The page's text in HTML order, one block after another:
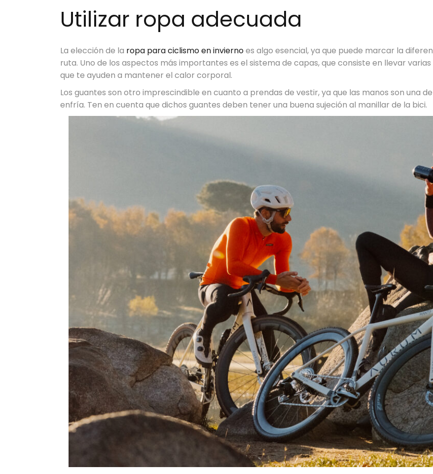
Utilizar ropa adecuada
La elección de la ropa para ciclismo en inviernoes algo esencial, ya que puede marcar la
ruta. Uno de los aspectos más importantes es el sistema de capas, que consiste en llevar
que te ayuden a mantener el calor corporal.
Los guantes son otro imprescindible en cuanto a prendas de vestir, ya que las manos son una
enfría. Ten en cuenta que dichos guantes deben tener una buena sujeción al manillar de la bici.